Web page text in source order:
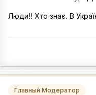
Люди!! Хто знає. В
Главный Модератор